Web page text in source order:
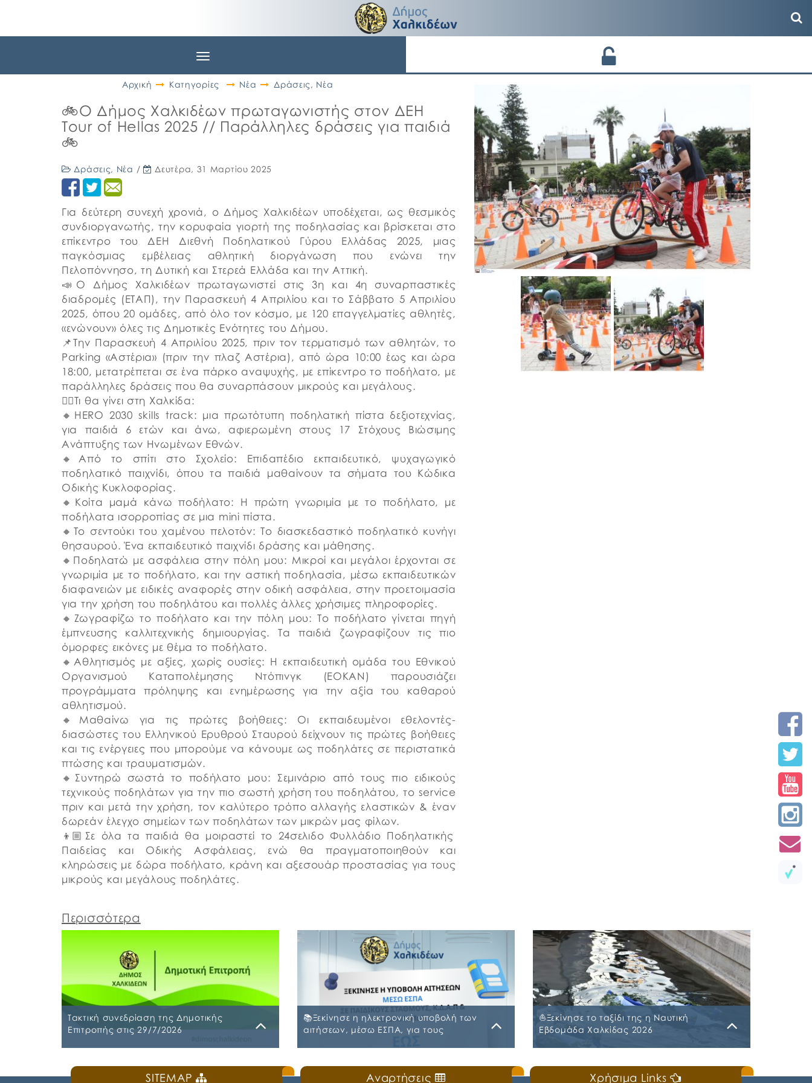
Toggle
Αρχική
Κατηγορίες Νέα Δράσεις, Νέα
🚲Ο Δήμος Χαλκιδέων πρωταγωνιστής στον ΔΕΗ
Tour of Hellas 2025 // Παράλληλες δράσεις για παιδιά
🚲
Δράσεις, Νέα / Δευτέρα, 31 Μαρτίου 2025
Για δεύτερη συνεχή χρονιά, ο Δήμος Χαλκιδέων υποδέχεται, ως θεσμικός
συνδιοργανωτής, την κορυφαία γιορτή της ποδηλασίας και βρίσκεται στο
επίκεντρο του ΔΕΗ Διεθνή Ποδηλατικού Γύρου Ελλάδας 2025, μιας
παγκόσμιας εμβέλειας αθλητική διοργάνωση που ενώνει την
Πελοπόννησο, τη Δυτική και Στερεά Ελλάδα και την Αττική.
📣Ο Δήμος Χαλκιδέων πρωταγωνιστεί στις 3η και 4η συναρπαστικές
διαδρομές (ΕΤΑΠ), την Παρασκευή 4 Απριλίου και το Σάββατο 5 Απριλίου
2025, όπου 20 ομάδες, από όλο τον κόσμο, με 120 επαγγελματίες αθλητές,
«ενώνουν» όλες τις Δημοτικές Ενότητες του Δήμου.
📌Την Παρασκευή 4 Απριλίου 2025, πριν τον τερματισμό των αθλητών, το
Parking «Αστέρια» (πριν την πλαζ Αστέρια), από ώρα 10:00 έως και ώρα
18:00, μετατρέπεται σε ένα πάρκο αναψυχής, με επίκεντρο το ποδήλατο, με
παράλληλες δράσεις που θα συναρπάσουν μικρούς και μεγάλους.
👉🏼Τι θα γίνει στη Χαλκίδα:
🔸HERO 2030 skills track: μια πρωτότυπη ποδηλατική πίστα δεξιοτεχνίας,
για παιδιά 6 ετών και άνω, αφιερωμένη στους 17 Στόχους Βιώσιμης
Ανάπτυξης των Ηνωμένων Εθνών.
🔸Από το σπίτι στο Σχολείο: Επιδαπέδιο εκπαιδευτικό, ψυχαγωγικό
ποδηλατικό παιχνίδι, όπου τα παιδιά μαθαίνουν τα σήματα του Κώδικα
Οδικής Κυκλοφορίας.
🔸Κοίτα μαμά κάνω ποδήλατο: Η πρώτη γνωριμία με το ποδήλατο, με
ποδήλατα ισορροπίας σε μια mini πίστα.
🔸Το σεντούκι του χαμένου πελοτόν: Το διασκεδαστικό ποδηλατικό κυνήγι
θησαυρού. Ένα εκπαιδευτικό παιχνίδι δράσης και μάθησης.
🔸Ποδηλατώ με ασφάλεια στην πόλη μου: Μικροί και μεγάλοι έρχονται σε
γνωριμία με το ποδήλατο, και την αστική ποδηλασία, μέσω εκπαιδευτικών
διαφανειών με ειδικές αναφορές στην οδική ασφάλεια, στην προετοιμασία
για την χρήση του ποδηλάτου και πολλές άλλες χρήσιμες πληροφορίες.
🔸Ζωγραφίζω το ποδήλατο και την πόλη μου: Το ποδήλατο γίνεται πηγή
έμπνευσης καλλιτεχνικής δημιουργίας. Τα παιδιά ζωγραφίζουν τις πιο
όμορφες εικόνες με θέμα το ποδήλατο.
🔸Αθλητισμός με αξίες, χωρίς ουσίες: Η εκπαιδευτική ομάδα του Εθνικού
Οργανισμού Καταπολέμησης Ντόπινγκ (ΕΟΚΑΝ) παρουσιάζει
προγράμματα πρόληψης και ενημέρωσης για την αξία του καθαρού
αθλητισμού.
🔸Μαθαίνω για τις πρώτες βοήθειες: Οι εκπαιδευμένοι εθελοντές-
διασώστες του Ελληνικού Ερυθρού Σταυρού δείχνουν τις πρώτες βοήθειες
και τις ενέργειες που μπορούμε να κάνουμε ως ποδηλάτες σε περιστατικά
πτώσης και τραυματισμών.
🔸Συντηρώ σωστά το ποδήλατο μου: Σεμινάριο από τους πιο ειδικούς
τεχνικούς ποδηλάτων για την πιο σωστή χρήση του ποδηλάτου, το service
πριν και μετά την χρήση, τον καλύτερο τρόπο αλλαγής ελαστικών & έναν
δωρεάν έλεγχο σημείων των ποδηλάτων των μικρών μας φίλων.
👦🏼Σε όλα τα παιδιά θα μοιραστεί το 24σελιδο Φυλλάδιο Ποδηλατικής
Παιδείας και Οδικής Ασφάλειας, ενώ θα πραγματοποιηθούν και
κληρώσεις με δώρα ποδήλατο, κράνη και αξεσουάρ προστασίας για τους
μικρούς και μεγάλους ποδηλάτες.​
Περισσότερα
Τακτική συνεδρίαση της Δημοτικής
Επιτροπής στις 29/7/2026
Τακτική συνεδρίαση της Δημοτικής Επιτροπής
📚Ξεκίνησε η ηλεκτρονική υποβολή των
αιτήσεων, μέσω ΕΣΠΑ, για τους
🛎️Ο Δήμος Χαλκιδέων ενημερώνει τους γονείς
⛵️Ξεκίνησε το ταξίδι της η Ναυτική
Εβδομάδα Χαλκίδας 2026
📣Για 3η συνεχή χρονιά «άνοιξε πανιά» η
SITEMAP Αναρτήσεις Χρήσιμα Links